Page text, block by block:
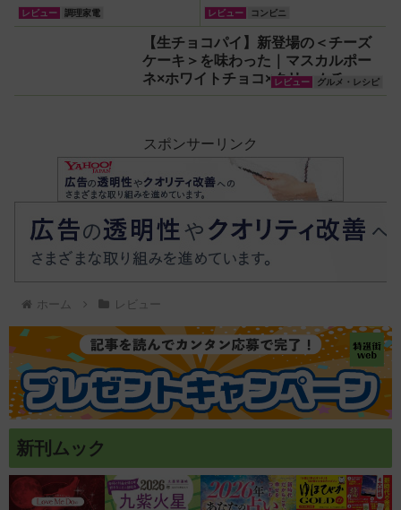
ルエアフライヤー』で唐揚
げ＆焼きとうもろこしにチ
レビュー 調理家電 レビュー コンビニ
【生チョコパイ】新登場の＜チーズ
ケーキ＞を味わった｜マスカルポー
ネ×ホワイトチョコ×クリームチーズ
の濃厚スイーツ！
レビュー グルメ・レシピ
スポンサーリンク
ホーム レビュー
新刊ムック